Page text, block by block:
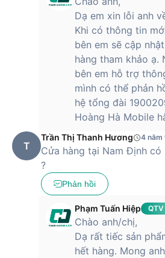
Với phần mềm này, bạn có thể dễ
kiểm soát tiếng ồn của tai nghe.
bạn khả năng điều chỉnh EQ
cường hoặc giảm bớt từng dải âm
ứng âm thanh như mong muốn và
Thời lượng pin dài cả
LG TONE Free HBS-FN4 có thời
Chỉ một lần sạc cũng đã đủ cung
nghe nhạc liên tục. Khi kết hợp với
dùng sẽ có tới 18 giờ tận hưởng thế
trước khi phải nạp lại năng lượng cho
LG cũng cung cấp cho sản phẩm
sẽ có ngay 1 giờ nghe nhạc chỉ
không phải chờ đợi lâu.
Thiết kế đơn giản và vừa
Dạ em xin lỗi anh
Khi có thông tin
bên em sẽ cập
hàng tham khảo ạ.
bên em hỗ trợ
mình có thể phản
hệ tổng đài
Hoàng Hà Mobile
T
Trần Thị Thanh Hương 4
Cửa hàng tại Nam Định có
?
Phản hồi
Phạm Tuấn Hiệp QTV
Chào anh/chị,
Dạ rất tiếc sản
hết hàng. Mong